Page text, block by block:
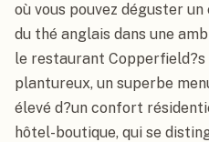
où vous pouvez déguster
du thé anglais dans une
le restaurant
plantureux, un superbe
élevé d?un confort
hôtel-boutique, qui se